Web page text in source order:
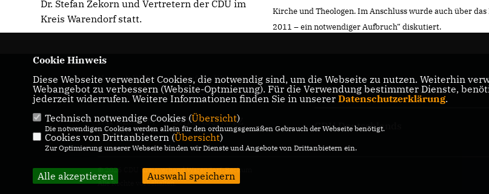
Dr. Stefan Zekorn und Vertretern der CDU im
Kreis Warendorf statt.
Kirche und Theologen. Im Anschluss wurde auch über
2011 – ein notwendiger Aufbruch“ diskutiert.
Herzlich Willkommen auf der Webseite des
CDU Kreisverband Warendorf - Beckum
IMPRESSUM
DATENSCHUTZ
KONTAKT
CDU Nordrhein-Westfalen
CDU Deutschlands
© 2026 CDU Kreisverband Warendorf-Beckum
Alle Rechte vorbehalten.
Cookie Hinweis
Diese Webseite verwendet Cookies, die notwendig sind, um die Webseite zu nutzen. Weiterhin
Webangebot zu verbessern (Website-Optmierung). Für die Verwendung bestimmter Dienste,
jederzeit widerrufen. Weitere Informationen finden Sie in unserer Datenschutzerklärung.
Technisch notwendige Cookies (Übersicht)
Die notwendigen Cookies werden allein für den ordnungsgemäßen Gebrauch der Webseite benötigt.
Cookies von Drittanbietern (Übersicht)
Zur Optimierung unserer Webseite binden wir Dienste und Angebote von Drittanbietern ein.
Alle akzeptieren Auswahl speichern